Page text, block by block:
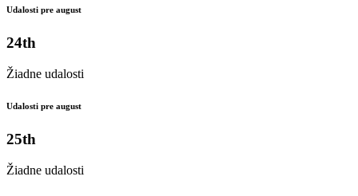
Udalosti pre august
24th
Žiadne udalosti
Udalosti pre august
25th
Žiadne udalosti